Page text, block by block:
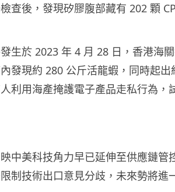
查後，發現矽膠腹部藏有 202 顆
生於 2023 年 4 月 28 日，香港海
發現約 280 公斤活龍蝦，同時起出
利用海產掩護電子產品走私行為，
中美科技角力早已延伸至供應鏈管
制技術出口意見分歧，未來勢將進